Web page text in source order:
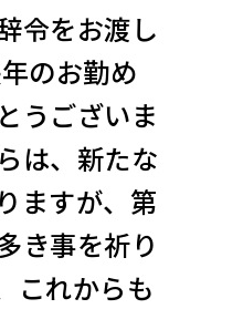
令をお渡し
のお勤め
うございま
は、新たな
ますが、第
き事を祈り
これからも